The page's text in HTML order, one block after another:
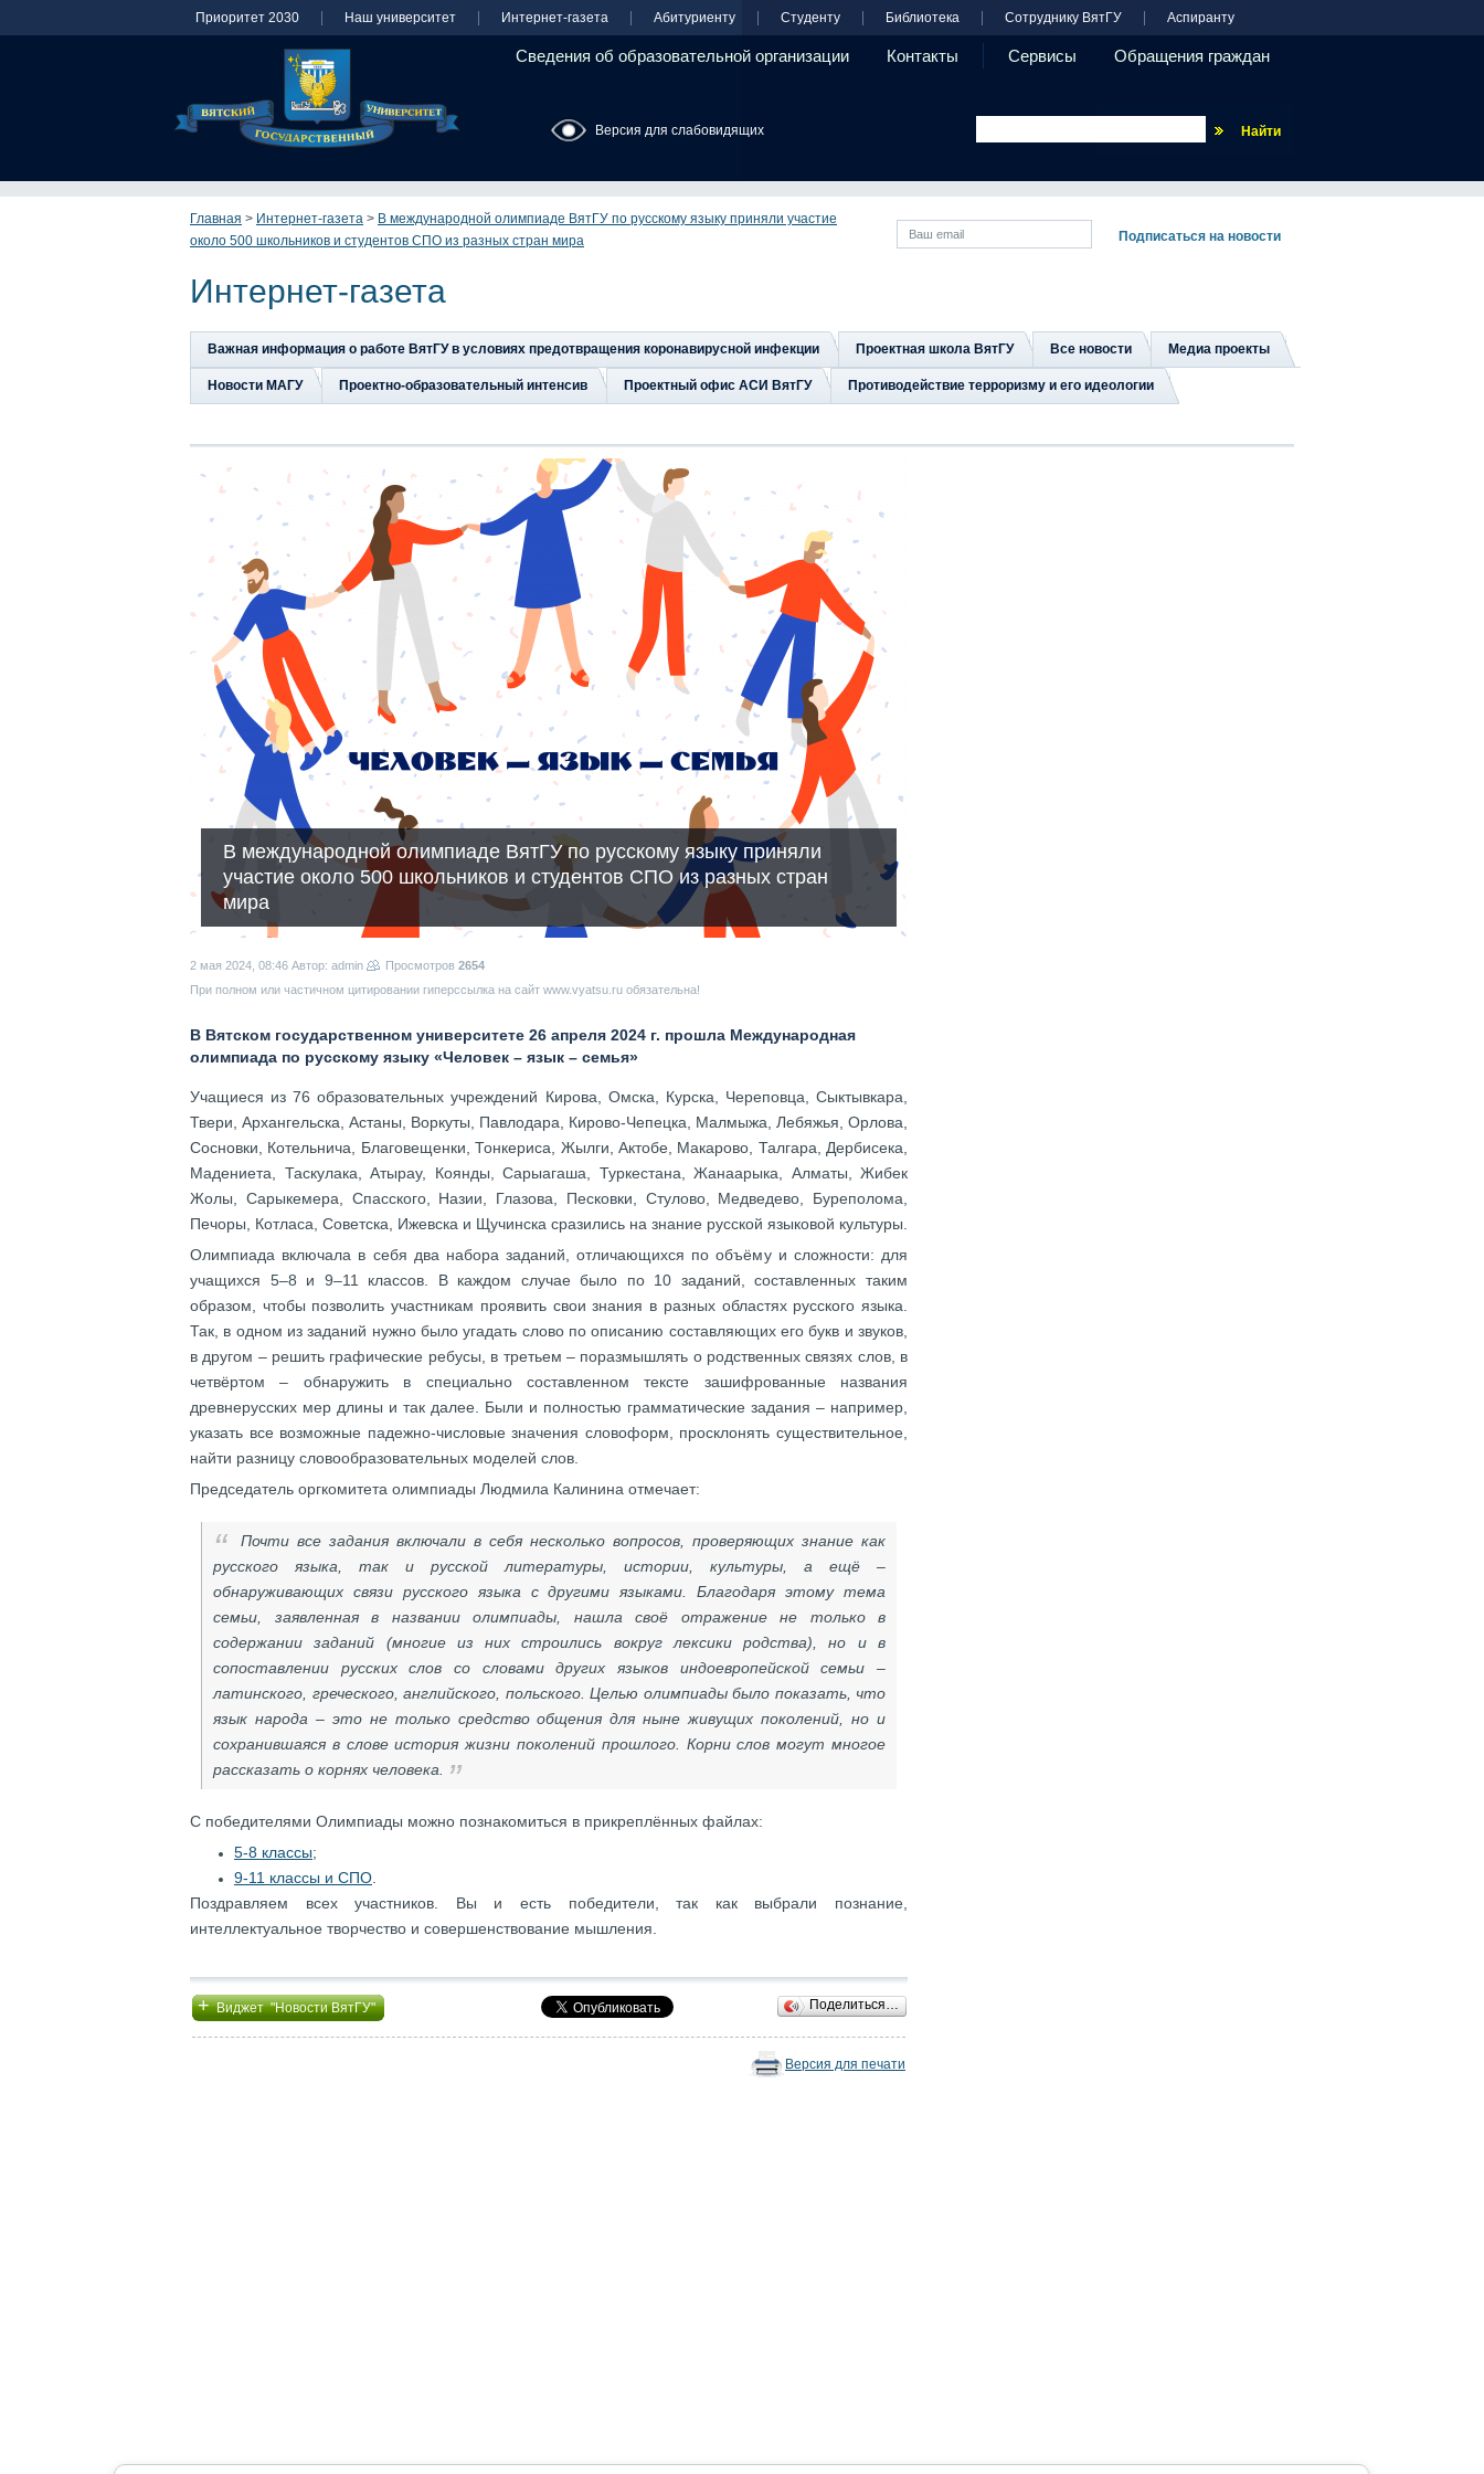
Приоритет 2030 Наш университет Интернет-газета Абитуриенту Студенту Библиотека Сотруднику ВятГУ Аспиранту
Сведения об образовательной организации Контакты Сервисы Обращения граждан
Версия для слабовидящих
Главная > Интернет-газета > В международной олимпиаде ВятГУ по русскому языку приняли участие
около 500 школьников и студентов СПО из разных стран мира
Интернет-газета
Важная информация о работе ВятГУ в условиях предотвращения коронавирусной инфекции Проектная школа ВятГУ Все новости Медиа проекты
Новости МАГУ Проектно-образовательный интенсив Проектный офис АСИ ВятГУ Противодействие терроризму и его идеологии
В международной олимпиаде ВятГУ по русскому языку приняли
участие около 500 школьников и студентов СПО из разных стран
мира
2 мая 2024, 08:46 Автор: admin Просмотров 2654
При полном или частичном цитировании гиперссылка на сайт www.vyatsu.ru обязательна!
В Вятском государственном университете 26 апреля 2024 г. прошла Международная
олимпиада по русскому языку «Человек – язык – семья»
Учащиеся из 76 образовательных учреждений Кирова, Омска, Курска, Череповца, Сыктывкара,
Твери, Архангельска, Астаны, Воркуты, Павлодара, Кирово-Чепецка, Малмыжа, Лебяжья, Орлова,
Сосновки, Котельнича, Благовещенки, Тонкериса, Жылги, Актобе, Макарово, Талгара, Дербисека,
Мадениета, Таскулака, Атырау, Коянды, Сарыагаша, Туркестана, Жанаарыка, Алматы, Жибек
Жолы, Сарыкемера, Спасского, Назии, Глазова, Песковки, Стулово, Медведево, Буреполома,
Печоры, Котласа, Советска, Ижевска и Щучинска сразились на знание русской языковой культуры.
Олимпиада включала в себя два набора заданий, отличающихся по объёму и сложности: для
учащихся 5–8 и 9–11 классов. В каждом случае было по 10 заданий, составленных таким
образом, чтобы позволить участникам проявить свои знания в разных областях русского языка.
Так, в одном из заданий нужно было угадать слово по описанию составляющих его букв и звуков,
в другом – решить графические ребусы, в третьем – поразмышлять о родственных связях слов, в
четвёртом – обнаружить в специально составленном тексте зашифрованные названия
древнерусских мер длины и так далее. Были и полностью грамматические задания – например,
указать все возможные падежно-числовые значения словоформ, просклонять существительное,
найти разницу словообразовательных моделей слов.
Председатель оргкомитета олимпиады Людмила Калинина отмечает:
Почти все задания включали в себя несколько вопросов, проверяющих знание как
русского языка, так и русской литературы, истории, культуры, а ещё –
обнаруживающих связи русского языка с другими языками. Благодаря этому тема
семьи, заявленная в названии олимпиады, нашла своё отражение не только в
содержании заданий (многие из них строились вокруг лексики родства), но и в
сопоставлении русских слов со словами других языков индоевропейской семьи –
латинского, греческого, английского, польского. Целью олимпиады было показать, что
язык народа – это не только средство общения для ныне живущих поколений, но и
сохранившаяся в слове история жизни поколений прошлого. Корни слов могут многое
рассказать о корнях человека.
С победителями Олимпиады можно познакомиться в прикреплённых файлах:
5-8 классы;
9-11 классы и СПО
Поздравляем всех участников. Вы и есть победители, так как выбрали познание,
интеллектуальное творчество и совершенствование мышления.
+Виджет "Новости ВятГУ" Поделиться…
Версия для печати